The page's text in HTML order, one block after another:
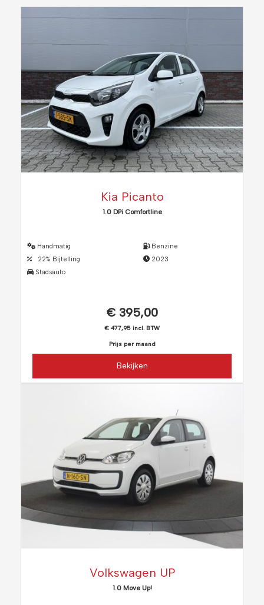
Kia Picanto
1.0 DPi Comfortline
Handmatig
22% Bijtelling
Stadsauto
Benzine
2023
€ 395,00
€ 477,95 incl. BTW
Prijs per maand
Bekijken
Volkswagen UP
1.0 Move Up!